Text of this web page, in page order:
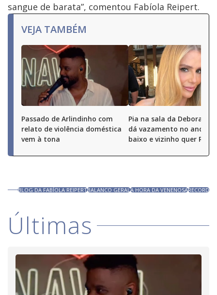
sangue de barata”, comentou Fabíola Reipert.
VEJA TAMBÉM
Passado de Arlindinho com
relato de violência doméstica
vem à tona
Pia na sala da Deborah
dá vazamento no andar
baixo e vizinho quer R$
BLOG DA FABÍOLA REIPERTBALANCO GERALA HORA DA VENENOSARECORD
Últimas